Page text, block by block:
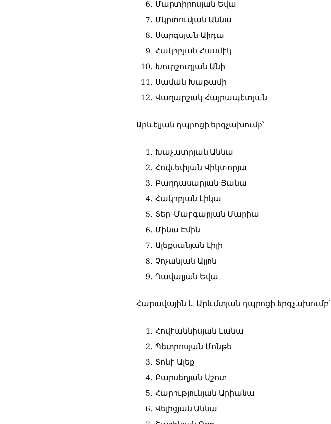
Մարտիրոսյան Եվա
Մկրտումյան Աննա
Սարգսյան Աիդա
Հակոբյան Հասմիկ
Խուրշուդյան Անի
Սաման Խաթամի
Վաղարշակ Հայրապետյան
Արևելյան դպրոցի երգչախումբ՝
Խաչատրյան Աննա
Հովսեփյան Վիկտորյա
Բաղդասարյան Յանա
Հակոբյան Լիկա
Տեր-Մարգարյան Մարիա
Մինա Էմին
Ալեքսանյան Լիլի
Չոչանյան Ալյոն
Ղավալյան Եվա
Հարավային և Արևմտյան դպրոցի երգչախումբ՝
Հովհաննիսյան Լանա
Պետրոսյան Մոնթե
Տոնի Ալեք
Բարսեղյան Աշոտ
Հարությունյան Արիանա
Վելիցյան Աննա